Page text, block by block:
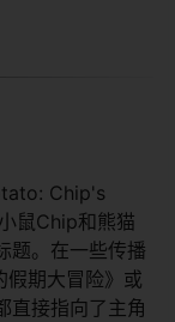
Chip's
鼠Chip和熊猫
题。在一些传播
假期大冒险》或
直接指向了主角